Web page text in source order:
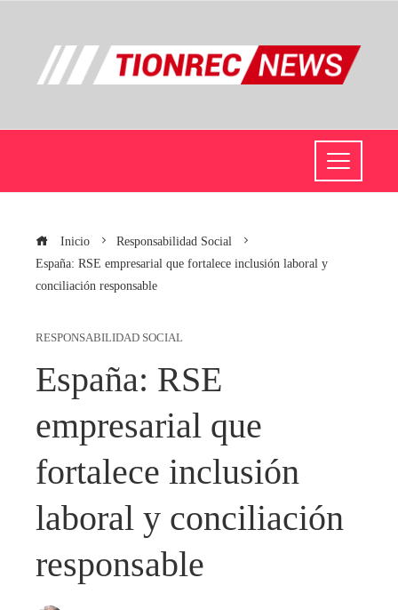
Inicio
Responsabilidad Social
España: RSE empresarial que fortalece inclusión laboral y
conciliación responsable
RESPONSABILIDAD SOCIAL
España: RSE
empresarial que
fortalece inclusión
laboral y conciliación
responsable